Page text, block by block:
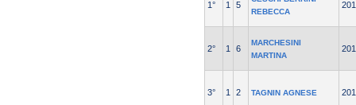
1° 1 5
REBECCA
2° 1 6
MARCHESINI
MARTINA
3° 1 2 TAGNIN AGNESE